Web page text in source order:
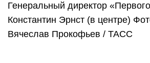
Генеральный директор
Константин Эрнст (в центре)
Вячеслав Прокофьев / ТАСС